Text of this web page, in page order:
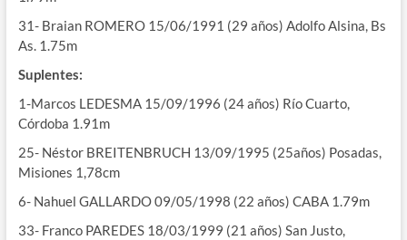
31- Braian ROMERO 15/06/1991 (29 años) Adolfo Alsina, Bs
As. 1.75m
Suplentes:
1-Marcos LEDESMA 15/09/1996 (24 años) Río Cuarto,
Córdoba 1.91m
25- Néstor BREITENBRUCH 13/09/1995 (25años) Posadas,
Misiones 1,78cm
6- Nahuel GALLARDO 09/05/1998 (22 años) CABA 1.79m
33- Franco PAREDES 18/03/1999 (21 años) San Justo,